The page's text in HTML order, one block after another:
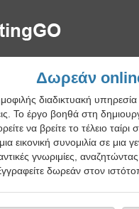
Δωρεάν
διαδικτυακή
Το έργο βοηθά στη
να βρείτε το τέλειο
εικονική συνομιλία σε
γνωριμίες, αναζητώντας
δωρεάν στον